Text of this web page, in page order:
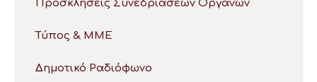
Προσκλήσεις Συνεδριάσεων Οργάνων
Τύπος & ΜΜΕ
Δημοτικό Ραδιόφωνο